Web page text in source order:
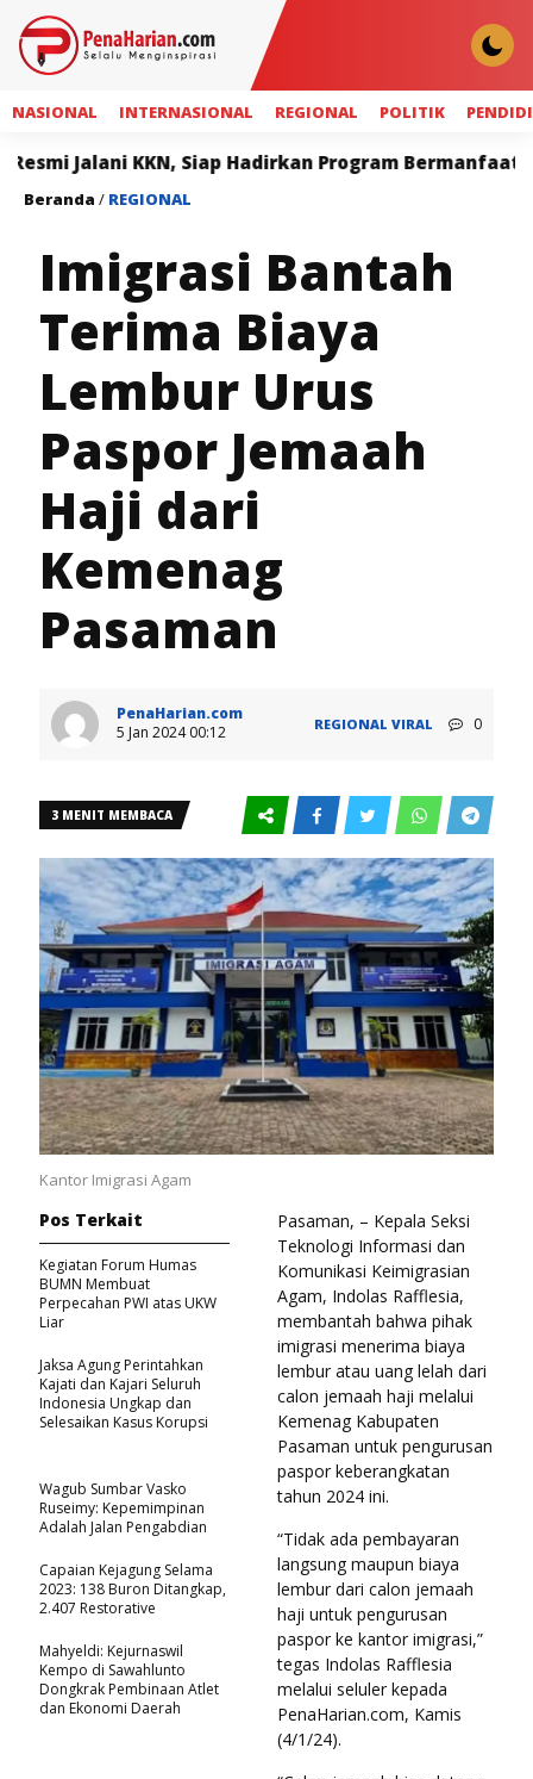
NASIONAL INTERNASIONAL REGIONAL POLITIK
KKN, Siap Hadirkan Program Bermanfaat bagi
Beranda / REGIONAL
Imigrasi Bantah
Terima Biaya
Lembur Urus
Paspor Jemaah
Haji dari
Kemenag
Pasaman
PenaHarian.com
5 Jan 2024 00:12
REGIONAL VIRAL 0
3 MENIT MEMBACA
Kantor Imigrasi Agam
Pasaman, – Kepala Seksi
Teknologi Informasi dan
Komunikasi Keimigrasian
Agam, Indolas Rafflesia,
membantah bahwa pihak
imigrasi menerima biaya
lembur atau uang lelah dari
calon jemaah haji melalui
Kemenag Kabupaten
Pasaman untuk pengurusan
paspor keberangkatan
tahun 2024 ini.
“Tidak ada pembayaran
langsung maupun biaya
lembur dari calon jemaah
haji untuk pengurusan
paspor ke kantor imigrasi,”
tegas Indolas Rafflesia
melalui seluler kepada
PenaHarian.com, Kamis
(4/1/24).
Pos Terkait
Kegiatan Forum Humas
BUMN Membuat
Perpecahan PWI atas UKW
Liar
Jaksa Agung Perintahkan
Kajati dan Kajari Seluruh
Indonesia Ungkap dan
Selesaikan Kasus Korupsi
Wagub Sumbar Vasko
Ruseimy: Kepemimpinan
Adalah Jalan Pengabdian
Capaian Kejagung Selama
2023: 138 Buron Ditangkap,
2.407 Restorative
Mahyeldi: Kejurnaswil
Kempo di Sawahlunto
Dongkrak Pembinaan Atlet
dan Ekonomi Daerah